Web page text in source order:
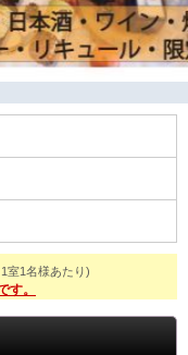
室1名様あたり)
す。